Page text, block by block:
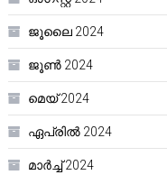
ജൂലൈ 2024
ജൂൺ 2024
മെയ്‌ 2024
ഏപ്രിൽ 2024
മാർച്ച്‌ 2024